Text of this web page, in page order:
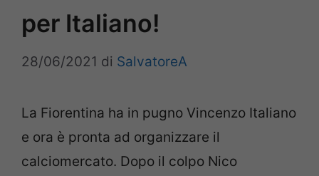
per Italiano!
28/06/2021 di SalvatoreA
La Fiorentina ha in pugno Vincenzo Italiano
e ora è pronta ad organizzare il
calciomercato. Dopo il colpo Nico